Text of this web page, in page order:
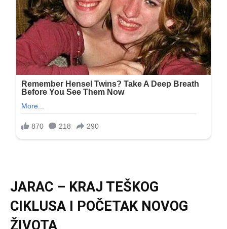
JARAC – KRAJ TEŠKOG
CIKLUSA I POČETAK NOVOG
ŽIVOTA